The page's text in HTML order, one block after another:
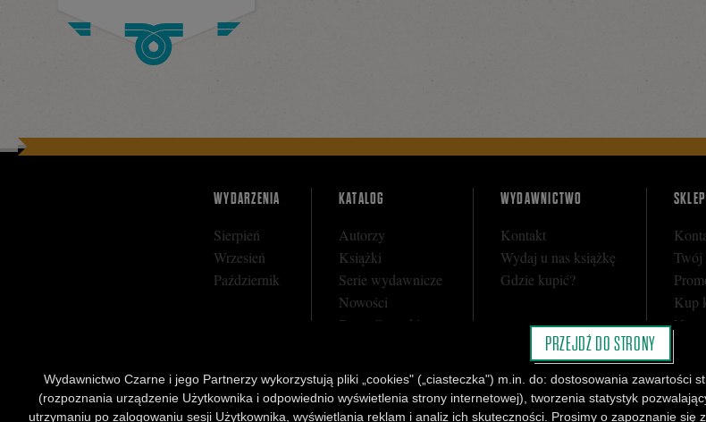
WYDARZENIA
Sierpień
Wrzesień
Październik
KATALOG
Autorzy
Książki
Serie wydawnicze
Nowości
Bestsellery sklepu
WYDAWNICTWO
Kontakt
Wydaj u nas książkę
Gdzie kupić?
SKLEP
Twój
Kup
Nota
PRZEJDŹ DO STRONY
Wydawnictwo Czarne i jego Partnerzy wykorzystują pliki „cookies" („ciasteczka") m.in. do: dostosowania
(rozpoznania urządzenie Użytkownika i odpowiednio wyświetlenia strony internetowej), tworzenia statystyk
utrzymaniu po zalogowaniu sesji Użytkownika, wyświetlania reklam i analiz ich skuteczności. Prosimy o zapoznanie